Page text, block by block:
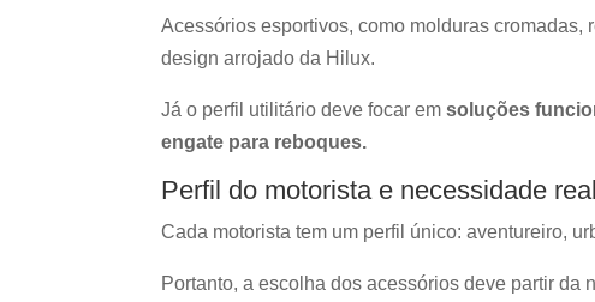
Acessórios esportivos, como molduras
design arrojado da Hilux.
Já o perfil utilitário deve focar em soluções
engate para reboques.
Perfil do motorista e necessidade real
Cada motorista tem um perfil único: aventureiro,
Portanto, a escolha dos acessórios deve partir da